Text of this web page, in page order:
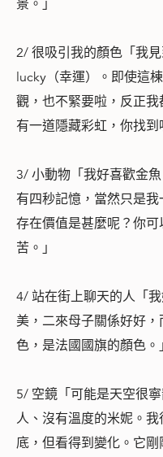
景。」
2/ 很吸引我的顏色「我
lucky（幸運）。即使這
觀，也不緊要啦，反正
有一道隱藏彩虹，你找到
3/ 小動物「我好喜歡金
有四秒記憶，當然只是
存在價值是甚麼呢？你
苦。」
4/ 站在街上聊天的人「
美，二來母子關係好好
色，是法國國旗的顏色。」
5/ 空鏡「可能是天空很
人、沒有溫度的米妮。
底，但看得到變化。它